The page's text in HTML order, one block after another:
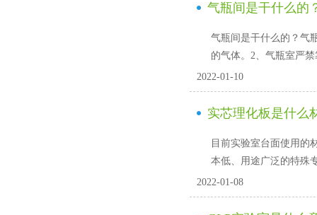
气瓶间是干什么的
气瓶间是干什么的？
的气体。2、气瓶室严
2022-01-10
实芯理化板是什么
目前实验室台面使用的材
本低、用途广泛的
2022-01-08